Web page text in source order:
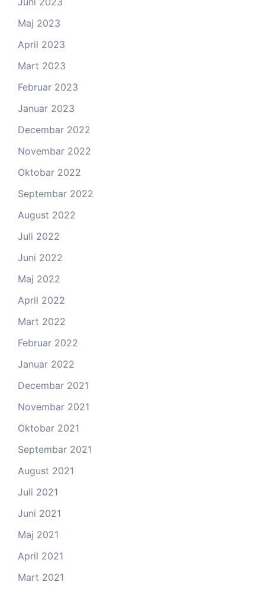
Maj 2023
April 2023
Mart 2023
Februar 2023
Januar 2023
Decembar 2022
Novembar 2022
Oktobar 2022
Septembar 2022
August 2022
Juli 2022
Juni 2022
Maj 2022
April 2022
Mart 2022
Februar 2022
Januar 2022
Decembar 2021
Novembar 2021
Oktobar 2021
Septembar 2021
August 2021
Juli 2021
Juni 2021
Maj 2021
April 2021
Mart 2021